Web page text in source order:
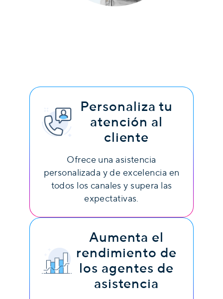
Personaliza tu
atención al
cliente
Ofrece una asistencia
personalizada y de excelencia en
todos los canales y supera las
expectativas.
Aumenta el
rendimiento de
los agentes de
asistencia